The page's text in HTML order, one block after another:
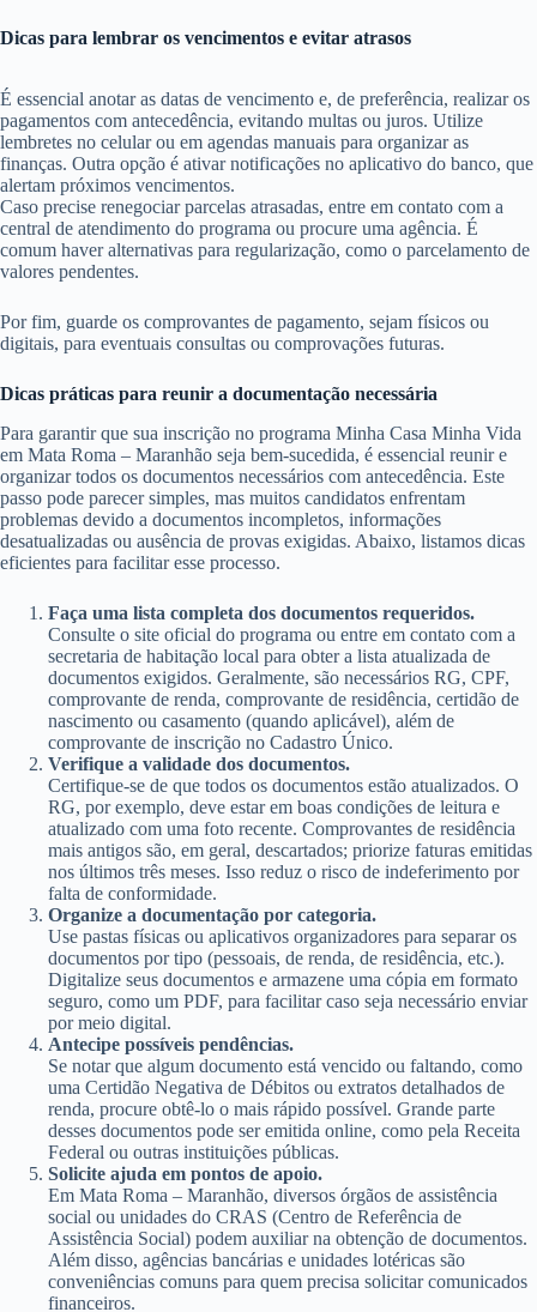
Dicas para lembrar os vencimentos e evitar atrasos
É essencial anotar as datas de vencimento e, de preferência, realizar os
pagamentos com antecedência, evitando multas ou juros. Utilize
lembretes no celular ou em agendas manuais para organizar as
finanças. Outra opção é ativar notificações no aplicativo do banco, que
alertam próximos vencimentos.
Caso precise renegociar parcelas atrasadas, entre em contato com a
central de atendimento do programa ou procure uma agência. É
comum haver alternativas para regularização, como o parcelamento de
valores pendentes.
Por fim, guarde os comprovantes de pagamento, sejam físicos ou
digitais, para eventuais consultas ou comprovações futuras.
Dicas práticas para reunir a documentação necessária
Para garantir que sua inscrição no programa Minha Casa Minha Vida
em Mata Roma – Maranhão seja bem-sucedida, é essencial reunir e
organizar todos os documentos necessários com antecedência. Este
passo pode parecer simples, mas muitos candidatos enfrentam
problemas devido a documentos incompletos, informações
desatualizadas ou ausência de provas exigidas. Abaixo, listamos dicas
eficientes para facilitar esse processo.
Faça uma lista completa dos documentos requeridos.
Consulte o site oficial do programa ou entre em contato com a
secretaria de habitação local para obter a lista atualizada de
documentos exigidos. Geralmente, são necessários RG, CPF,
comprovante de renda, comprovante de residência, certidão de
nascimento ou casamento (quando aplicável), além de
comprovante de inscrição no Cadastro Único.
Verifique a validade dos documentos.
Certifique-se de que todos os documentos estão atualizados. O
RG, por exemplo, deve estar em boas condições de leitura e
atualizado com uma foto recente. Comprovantes de residência
mais antigos são, em geral, descartados; priorize faturas emitidas
nos últimos três meses. Isso reduz o risco de indeferimento por
falta de conformidade.
Organize a documentação por categoria.
Use pastas físicas ou aplicativos organizadores para separar os
documentos por tipo (pessoais, de renda, de residência, etc.).
Digitalize seus documentos e armazene uma cópia em formato
seguro, como um PDF, para facilitar caso seja necessário enviar
por meio digital.
Antecipe possíveis pendências.
Se notar que algum documento está vencido ou faltando, como
uma Certidão Negativa de Débitos ou extratos detalhados de
renda, procure obtê-lo o mais rápido possível. Grande parte
desses documentos pode ser emitida online, como pela Receita
Federal ou outras instituições públicas.
Solicite ajuda em pontos de apoio.
Em Mata Roma – Maranhão, diversos órgãos de assistência
social ou unidades do CRAS (Centro de Referência de
Assistência Social) podem auxiliar na obtenção de documentos.
Além disso, agências bancárias e unidades lotéricas são
conveniências comuns para quem precisa solicitar comunicados
financeiros.